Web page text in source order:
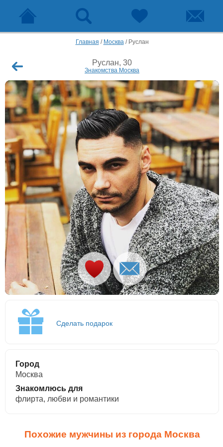
Главная / Москва/ Руслан
Руслан, 30
Знакомства Москва
Сделать подарок
Город
Москва
Знакомлюсь для
флирта, любви и романтики
Похожие мужчины из города Москва